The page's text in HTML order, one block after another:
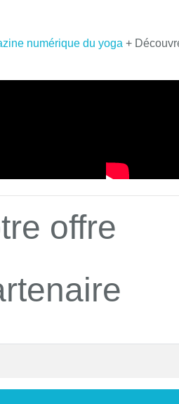
numérique du yoga +
offre